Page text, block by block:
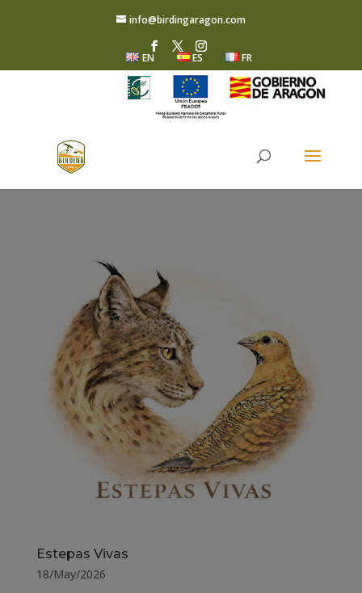
info@birdingaragon.com
EN ES FR
Estepas Vivas
18/May/2026